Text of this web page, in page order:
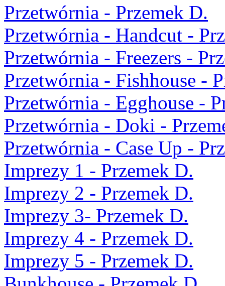
Przetwórnia - Przemek D.
Przetwórnia - Handcut -
Przetwórnia - Freezers -
Przetwórnia - Fishhouse -
Przetwórnia - Egghouse -
Przetwórnia - Doki -
Przetwórnia - Case Up -
Imprezy 1 - Przemek D.
Imprezy 2 - Przemek D.
Imprezy 3- Przemek D.
Imprezy 4 - Przemek D.
Imprezy 5 - Przemek D.